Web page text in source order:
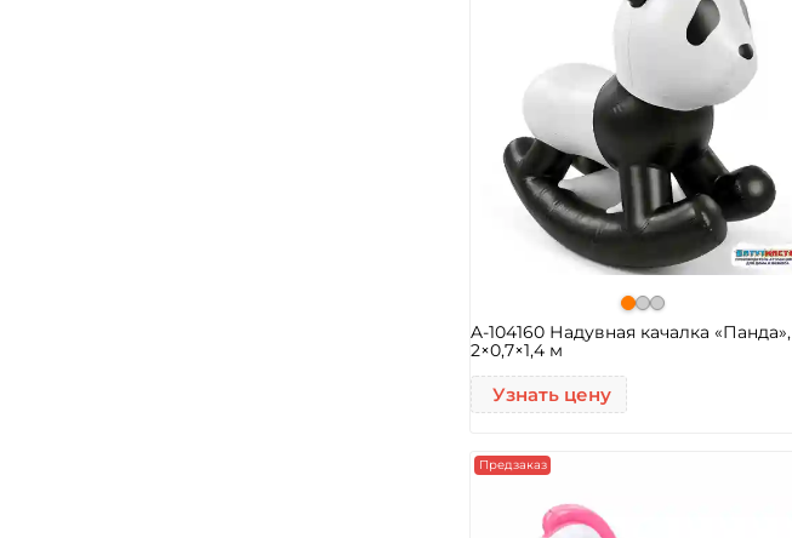
A-104160 Надувная качалка «Панда»,
2×0,7×1,4 м
Узнать цену
Предзаказ